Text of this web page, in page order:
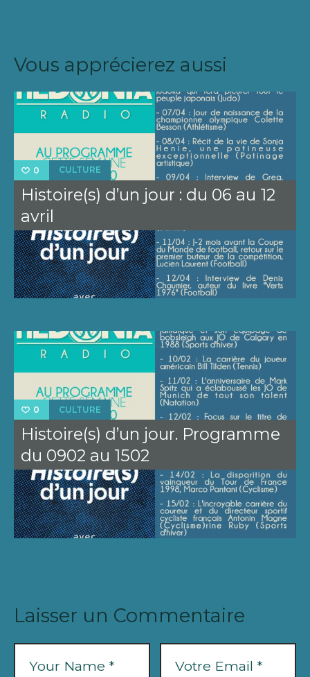
Vous apprécierez aussi
0 CULTURE
Histoire(s) d’un jour : du 06 au 12
avril
0
CULTURE
Zoom sur le
des
Francofolies
0 CULTURE
Histoire(s) d’un jour. Programme
du 0902 au 1502
Laisser un Commentaire